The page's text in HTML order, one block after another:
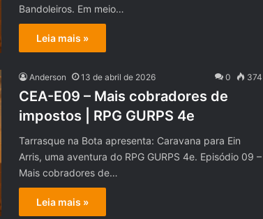
Bandoleiros. Em meio…
Leia mais »
Anderson 13 de abril de 2026 0 374
CEA-E09 – Mais cobradores de
impostos | RPG GURPS 4e
Tarrasque na Bota apresenta: Caravana para Ein
Arris, uma aventura do RPG GURPS 4e. Episódio 09 –
Mais cobradores de…
Leia mais »